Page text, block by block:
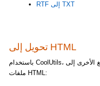
RTF إلى TXT
تحويل إلى HTML
باستخدام CoolUtils، يمكنك تحويل مجموعة متنوعة من الصيغ الأخرى إلى
ملفات HTML: